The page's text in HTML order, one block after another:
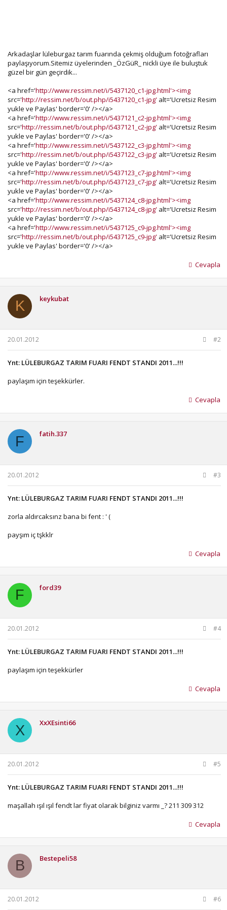
Arkadaşlar lüleburgaz tarım fuarında çekmiş olduğum fotoğrafları
paylaşıyorum.Sitemiz üyelerinden _ÖzGüR_ nickli üye ile buluştuk
güzel bir gün geçirdik...
<a href='http://www.ressim.net/i/5437120_c1-jpg.html'><img
src='http://ressim.net/b/out.php/i5437120_c1-jpg' alt='Ucretsiz Resim
yukle ve Paylas' border='0' /></a>
<a href='http://www.ressim.net/i/5437121_c2-jpg.html'><img
src='http://ressim.net/b/out.php/i5437121_c2-jpg' alt='Ucretsiz Resim
yukle ve Paylas' border='0' /></a>
<a href='http://www.ressim.net/i/5437122_c3-jpg.html'><img
src='http://ressim.net/b/out.php/i5437122_c3-jpg' alt='Ucretsiz Resim
yukle ve Paylas' border='0' /></a>
<a href='http://www.ressim.net/i/5437123_c7-jpg.html'><img
src='http://ressim.net/b/out.php/i5437123_c7-jpg' alt='Ucretsiz Resim
yukle ve Paylas' border='0' /></a>
<a href='http://www.ressim.net/i/5437124_c8-jpg.html'><img
src='http://ressim.net/b/out.php/i5437124_c8-jpg' alt='Ucretsiz Resim
yukle ve Paylas' border='0' /></a>
<a href='http://www.ressim.net/i/5437125_c9-jpg.html'><img
src='http://ressim.net/b/out.php/i5437125_c9-jpg' alt='Ucretsiz Resim
yukle ve Paylas' border='0' /></a>
Cevapla
K keykubat
20.01.2012 #2
Ynt: LÜLEBURGAZ TARIM FUARI FENDT STANDI 2011...!!!
paylaşım için teşekkürler.
Cevapla
F fatih.337
20.01.2012 #3
Ynt: LÜLEBURGAZ TARIM FUARI FENDT STANDI 2011...!!!
zorla aldırcaksınz bana bi fent : ' (
payşım iç tşkklr
Cevapla
F ford39
20.01.2012 #4
Ynt: LÜLEBURGAZ TARIM FUARI FENDT STANDI 2011...!!!
paylaşım için teşekkürler
Cevapla
X XxXEsinti66
20.01.2012 #5
Ynt: LÜLEBURGAZ TARIM FUARI FENDT STANDI 2011...!!!
maşallah ışıl ışıl fendt lar fiyat olarak bilginiz varmı _? 211 309 312
Cevapla
B Bestepeli58
20.01.2012 #6